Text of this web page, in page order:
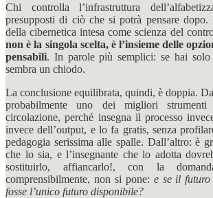
Chi controlla l’infrastruttura
presupposti di ciò che si potrà pensare
della cibernetica intesa come scienza del
non è la singola scelta, è l’insieme delle
pensabili. In parole più semplici: se hai
sembra un chiodo.
La conclusione equilibrata, quindi, è doppia.
probabilmente uno dei migliori
circolazione, perché insegna il processo
invece dell’output, e lo fa gratis, senza
pedagogia serissima alle spalle. Dall’altro: è
che lo sia, e l’insegnante che lo adotta
sostituirlo, affiancarlo!, con la
comprensibilmente, non si pone: e se il
fosse l’unico futuro disponibile?